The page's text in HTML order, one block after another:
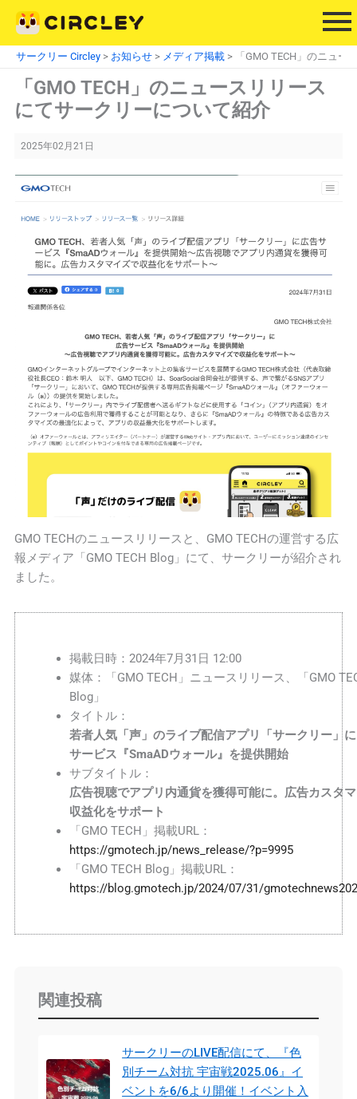
を
サークリー Circley > お知らせ > メディア掲載 > 「GMO TECH」のニュ
「GMO TECH」のニュースリリース
にてサークリーについて紹介
2025年02月21日
GMO TECHのニュースリリースと、GMO TECHの運営する広
報メディア「GMO TECH Blog」にて、サークリーが紹介され
ました。
掲載日時：2024年7月31日 12:00
媒体：「GMO TECH」ニュースリリース、「GMO
Blog」
タイトル：
若者人気「声」のライブ配信アプリ「サークリー」
サービス『SmaADウォール』を提供開始
サブタイトル：
広告視聴でアプリ内通貨を獲得可能に。広告カスタ
収益化をサポート
「GMO TECH」掲載URL：
https://gmotech.jp/news_release/?p=9995
「GMO TECH Blog」掲載URL：
https://blog.gmotech.jp/2024/07/31/
関連投稿
サークリーのLIVE配信にて、『色
別チーム対抗 宇宙戦2025.06』イ
ベントを6/6より開催！イベント入